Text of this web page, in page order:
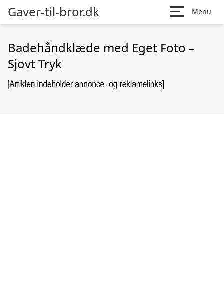
Gaver-til-bror.dk Menu
Badehåndklæde med Eget Foto –
Sjovt Tryk